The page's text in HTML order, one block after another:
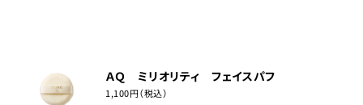
ＡＱ ミリオリティ フェイスパフ
1,100円（税込）